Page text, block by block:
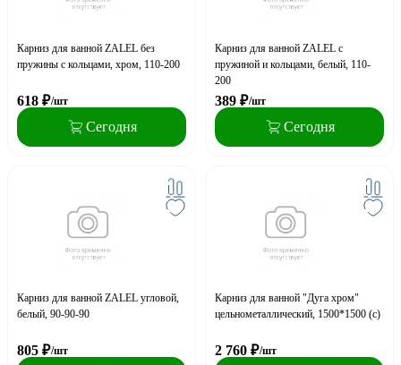
Карниз для ванной ZALEL без
пружины с кольцами, хром, 110-200
618 ₽/шт
Сегодня
Карниз для ванной ZALEL с
пружиной и кольцами, белый, 110-
200
389 ₽/шт
Сегодня
Карниз для ванной ZALEL угловой,
белый, 90-90-90
805 ₽/шт
Карниз для ванной "Дуга хром"
цельнометаллический, 1500*1500 (с)
2 760 ₽/шт